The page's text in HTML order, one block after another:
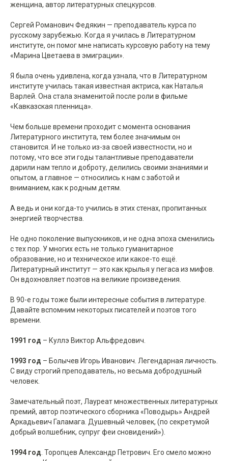
женщина, автор литературных спецкурсов.
Сергей Романович Федякин — преподаватель курса по
русскому зарубежью. Когда я училась в Литературном
институте, он помог мне написать курсовую работу на тему
«Марина Цветаева в эмиграции».
Я была очень удивлена, когда узнала, что в Литературном
институте училась такая известная актриса, как Наталья
Варлей. Она стала знаменитой после роли в фильме
«Кавказская пленница».
Чем больше времени проходит с момента основания
Литературного института, тем более значимым он
становится. И не только из-за своей известности, но и
потому, что все эти годы талантливые преподаватели
дарили нам тепло и доброту, делились своими знаниями и
опытом, а главное — относились к нам с заботой и
вниманием, как к родным детям.
А ведь и они когда-то учились в этих стенах, пропитанных
энергией творчества.
Не одно поколение выпускников, и не одна эпоха сменились
с тех пор. У многих есть не только гуманитарное
образование, но и техническое или какое-то ещё.
Литературный институт — это как крылья у пегаса из мифов.
Он вдохновляет поэтов на великие произведения.
В 90-е годы тоже были интересные события в литературе.
Давайте вспомним некоторых писателей и поэтов того
времени.
1991 год – Куллэ Виктор Альфредович.
1993 год – Болычев Игорь Иванович. Легендарная личность.
С виду строгий преподаватель, но весьма добродушный
человек.
Замечательный поэт, Лауреат множественных литературных
премий, автор поэтического сборника «Поводырь» Андрей
Аркадьевич Галамага. Душевный человек, (по секретумой
добрый волшебник, супруг феи сновидений»).
1994 год . Торопцев Александр Петрович. Его смело можно